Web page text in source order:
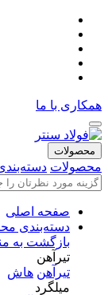
همکاری با ما
محصولات
محصولات
صفحه اصلی
دسته‌بندی
بازگشت به
تیرآهن
تیرآهن هاش
میلگرد